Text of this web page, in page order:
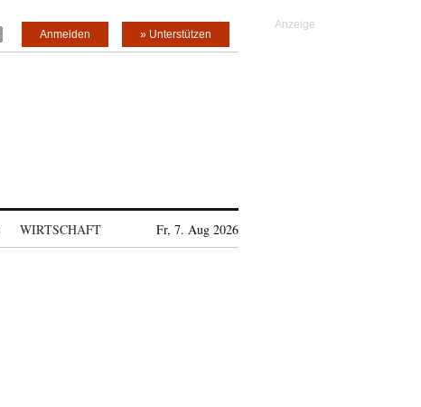
» Unterstützen
Anmelden
WIRTSCHAFT Fr, 7. Aug 2026